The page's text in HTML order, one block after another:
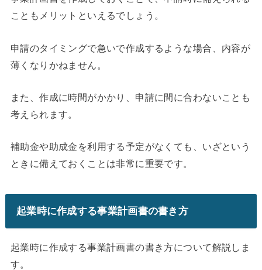
こともメリットといえるでしょう。
申請のタイミングで急いで作成するような場合、内容が
薄くなりかねません。
また、作成に時間がかかり、申請に間に合わないことも
考えられます。
補助金や助成金を利用する予定がなくても、いざという
ときに備えておくことは非常に重要です。
起業時に作成する事業計画書の書き方
起業時に作成する事業計画書の書き方について解説しま
す。